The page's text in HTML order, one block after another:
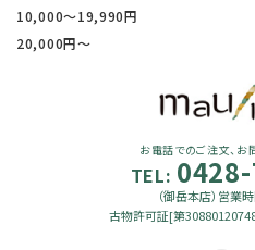
10,000～19,990円
20,000円～
お電話でのご注文、お
TEL:
（御岳本店）営業
古物許可証[第